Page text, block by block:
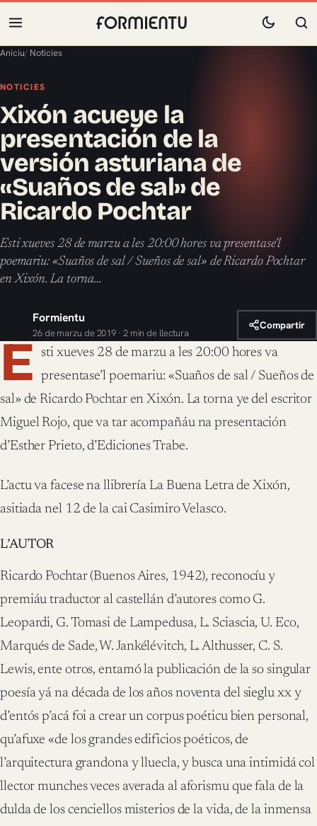
Aniciu/ Noticies
NOTICIES
Xixón acueye la
presentación de la
versión asturiana de
«Suaños de sal» de
Ricardo Pochtar
Esti xueves 28 de marzu a les 20:00 hores va presentase’l
poemariu: «Suaños de sal / Sueños de sal» de Ricardo Pochtar
en Xixón. La torna…
Formientu
26 de marzu de 2019 · 2 min de llectura
Compartir
E sti xueves 28 de marzu a les 20:00 hores va
presentase’l poemariu: «Suaños de sal / Sueños de
sal» de Ricardo Pochtar en Xixón. La torna ye del escritor
Miguel Rojo, que va tar acompañáu na presentación
d’Esther Prieto, d’Ediciones Trabe.
L’actu va facese na llibrería La Buena Letra de Xixón,
asitiada nel 12 de la cai Casimiro Velasco.
L’AUTOR
Ricardo Pochtar (Buenos Aires, 1942), reconocíu y
premiáu traductor al castellán d’autores como G.
Leopardi, G. Tomasi de Lampedusa, L. Sciascia, U. Eco,
Marqués de Sade, W. Jankélévitch, L. Althusser, C. S.
Lewis, ente otros, entamó la publicación de la so singular
poesía yá na década de los años noventa del sieglu xx y
d’entós p’acá foi a crear un corpus poéticu bien personal,
qu’afuxe «de los grandes edificios poéticos, de
l’arquitectura grandona y lluecla, y busca una intimidá col
llector munches veces averada al aforismu que fala de la
dulda de los cenciellos misterios de la vida, de la inmensa